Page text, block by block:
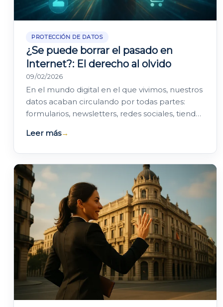
PROTECCIÓN DE DATOS
¿Se puede borrar el pasado en
Internet?: El derecho al olvido
09/02/2026
En el mundo digital en el que vivimos, nuestros
datos acaban circulando por todas partes:
formularios, newsletters, redes sociales, tiendas
Leer más→